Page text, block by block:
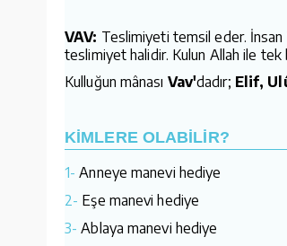
VAV: Teslimiyeti temsil eder. İnsan
teslimiyet halidir. Kulun Allah ile tek
Kulluğun mânası Vav'dadır; Elif,
KİMLERE OLABİLİR?
1- Anneye manevi hediye
2- Eşe manevi hediye
3- Ablaya manevi hediye